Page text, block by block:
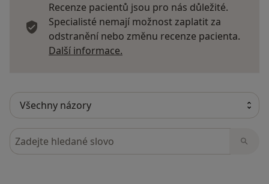
Recenze pacientů jsou pro nás důležité.
Specialisté nemají možnost zaplatit za
odstranění nebo změnu recenze pacienta.
Další informace.
Hledejte v názorech